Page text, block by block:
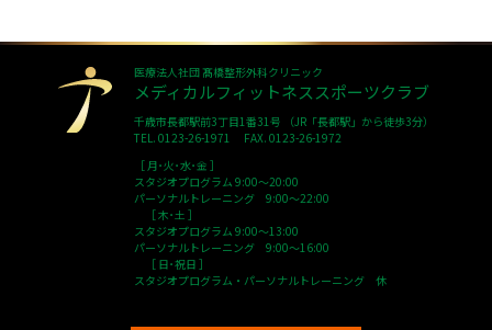
医療法人社団 髙橋整形外科クリニック
メディカルフィットネススポーツクラブ
千歳市長都駅前3丁目1番31号 （JR「長都駅」から徒歩3分）
TEL. 0123-26-1971 FAX. 0123-26-1972
［ 月･火･水･金 ］
スタジオプログラム 9:00～20:00
パーソナルトレーニング 9:00～22:00
［ 木･土 ］
スタジオプログラム 9:00～13:00
パーソナルトレーニング 9:00～16:00
［ 日･祝日 ］
スタジオプログラム・パーソナルトレーニング 休